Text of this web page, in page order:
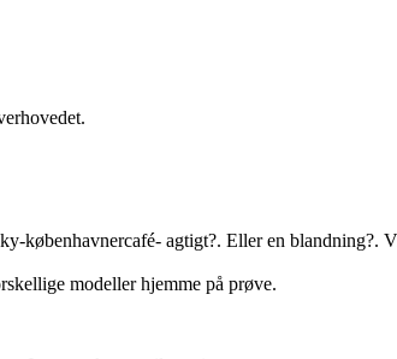
agtigt?. Eller en blandning?.
modeller hjemme på prøve.